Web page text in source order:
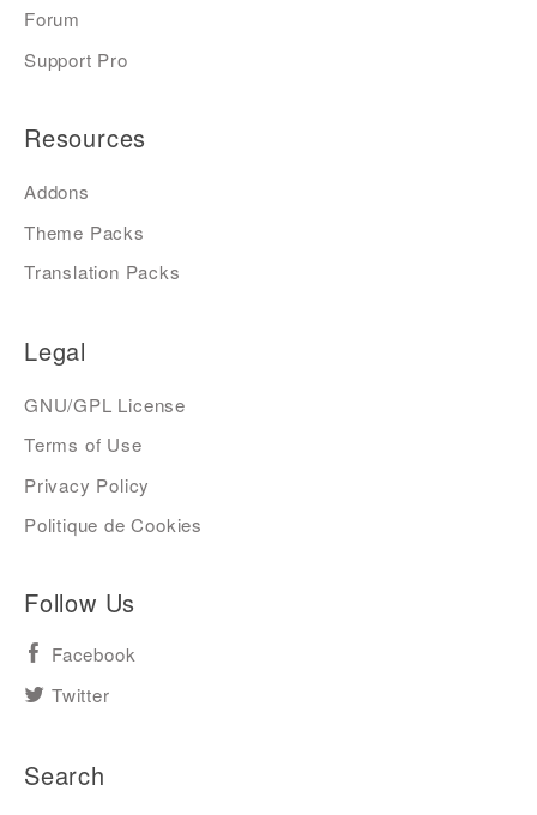
Forum
Support Pro
Resources
Addons
Theme Packs
Translation Packs
Legal
GNU/GPL License
Terms of Use
Privacy Policy
Politique de Cookies
Follow Us
Facebook
Twitter
Search